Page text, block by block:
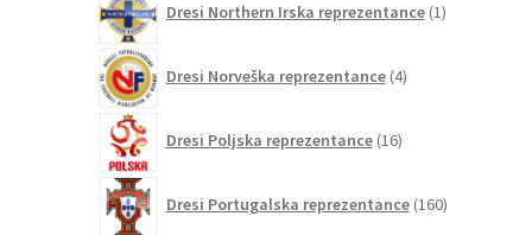
Dresi Northern Irska reprezentance 1izdelek
Dresi Norveška reprezentance 4izdelki
Dresi Poljska reprezentance 16izdelkov
Dresi Portugalska reprezentance 160izdelkov